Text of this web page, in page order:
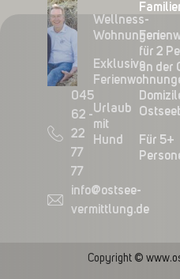
045
62 -
22
77
77
info@ostsee-
vermittlung.de
Wellness-
Wohnungen
Exklusive
Urlaub
mit
Hund
für 2
an der
Für 5+
Copyright ©